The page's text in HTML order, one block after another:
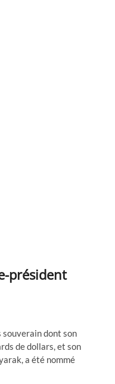
président
souverain dont son
de dollars, et son
a été nommé